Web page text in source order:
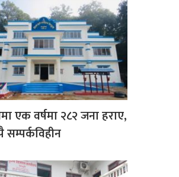
एक वर्षमा २८२ जना हराए,